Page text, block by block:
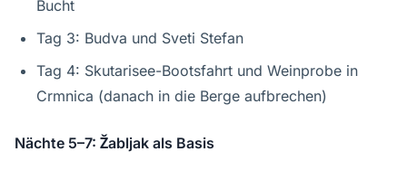
Bucht
Tag 3: Budva und Sveti Stefan
Tag 4: Skutarisee-Bootsfahrt und Weinprobe in
Crmnica (danach in die Berge aufbrechen)
Nächte 5–7: Žabljak als Basis